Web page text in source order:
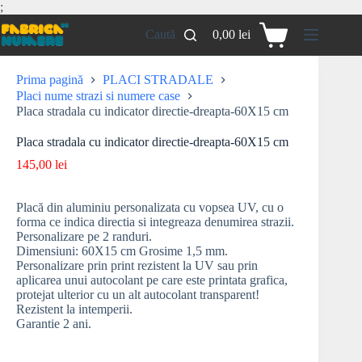
;
Caută
0,00lei
Prima pagină
PLACI STRADALE
Placi nume strazi si numere case
Placa stradala cu indicator directie-dreapta-60X15 cm
Placa stradala cu indicator directie-dreapta-60X15 cm
145,00 lei
Placă din aluminiu personalizata cu vopsea UV, cu o
forma ce indica directia si integreaza denumirea strazii.
Personalizare pe 2 randuri.
Dimensiuni: 60X15 cm Grosime 1,5 mm.
Personalizare prin print rezistent la UV sau prin
aplicarea unui autocolant pe care este printata grafica,
protejat ulterior cu un alt autocolant transparent!
Rezistent la intemperii.
Garantie 2 ani.